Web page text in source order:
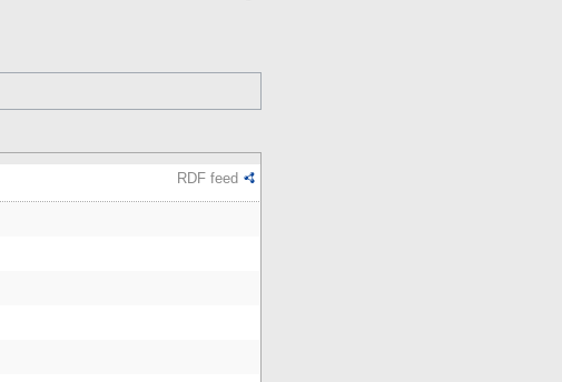
RDF feed